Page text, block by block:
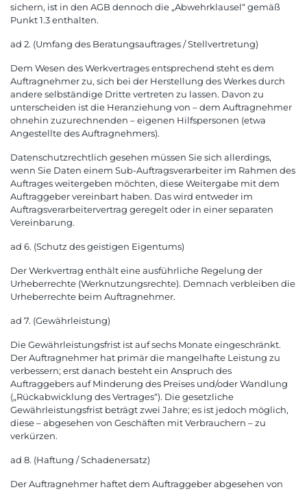
sichern, ist in den AGB dennoch die „Abwehrklausel“ gemäß
Punkt 1.3 enthalten.
ad 2. (Umfang des Beratungsauftrages / Stellvertretung)
Dem Wesen des Werkvertrages entsprechend steht es dem
Auftragnehmer zu, sich bei der Herstellung des Werkes durch
andere selbständige Dritte vertreten zu lassen. Davon zu
unterscheiden ist die Heranziehung von – dem Auftragnehmer
ohnehin zuzurechnenden – eigenen Hilfspersonen (etwa
Angestellte des Auftragnehmers).
Datenschutzrechtlich gesehen müssen Sie sich allerdings,
wenn Sie Daten einem Sub-Auftragsverarbeiter im Rahmen des
Auftrages weitergeben möchten, diese Weitergabe mit dem
Auftraggeber vereinbart haben. Das wird entweder im
Auftragsverarbeitervertrag geregelt oder in einer separaten
Vereinbarung.
ad 6. (Schutz des geistigen Eigentums)
Der Werkvertrag enthält eine ausführliche Regelung der
Urheberrechte (Werknutzungsrechte). Demnach verbleiben die
Urheberrechte beim Auftragnehmer.
ad 7. (Gewährleistung)
Die Gewährleistungsfrist ist auf sechs Monate eingeschränkt.
Der Auftragnehmer hat primär die mangelhafte Leistung zu
verbessern; erst danach besteht ein Anspruch des
Auftraggebers auf Minderung des Preises und/oder Wandlung
(„Rückabwicklung des Vertrages“). Die gesetzliche
Gewährleistungsfrist beträgt zwei Jahre; es ist jedoch möglich,
diese – abgesehen von Geschäften mit Verbrauchern – zu
verkürzen.
ad 8. (Haftung / Schadenersatz)
Der Auftragnehmer haftet dem Auftraggeber abgesehen von